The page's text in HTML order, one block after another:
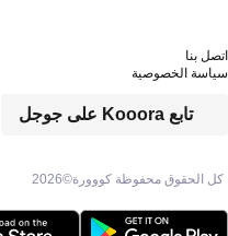
كل الحقوق محفوظة كووورة©2026
تابع Kooora على جوجل
اتصل بنا
سياسة الخصوصية